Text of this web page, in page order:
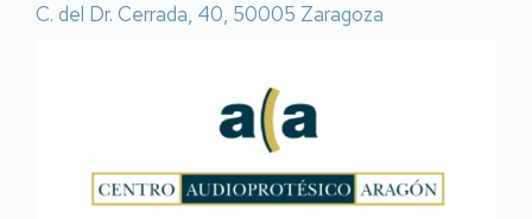
C. del Dr. Cerrada, 40, 50005 Zaragoza